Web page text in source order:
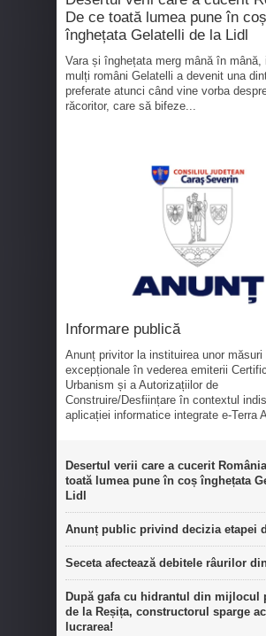
De ce toată lumea pune în coș
înghețata Gelatelli de la Lidl
Vara și înghețata merg mână în mână,
mulți români Gelatelli a devenit una
preferate atunci când vine vorba
răcoritor, care să bifeze...
Informare publică
Anunț privitor la instituirea unor măsuri
excepționale în vederea emiterii
Urbanism și a Autorizațiilor de
Construire/Desființare în contextul
aplicației informatice integrate e-Terra
Desertul verii care a cucerit
toată lumea pune în coș înghețata
Lidl
Anunț public privind decizia etapei
Seceta afectează debitele râurilor
După gafa cu hidrantul din mijlocul
de la Reșița, constructorul sparge
lucrarea!